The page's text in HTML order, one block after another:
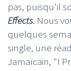
pas, puisqu'il
Effects. Nous
quelques
single, une
Jamaïcain, "I